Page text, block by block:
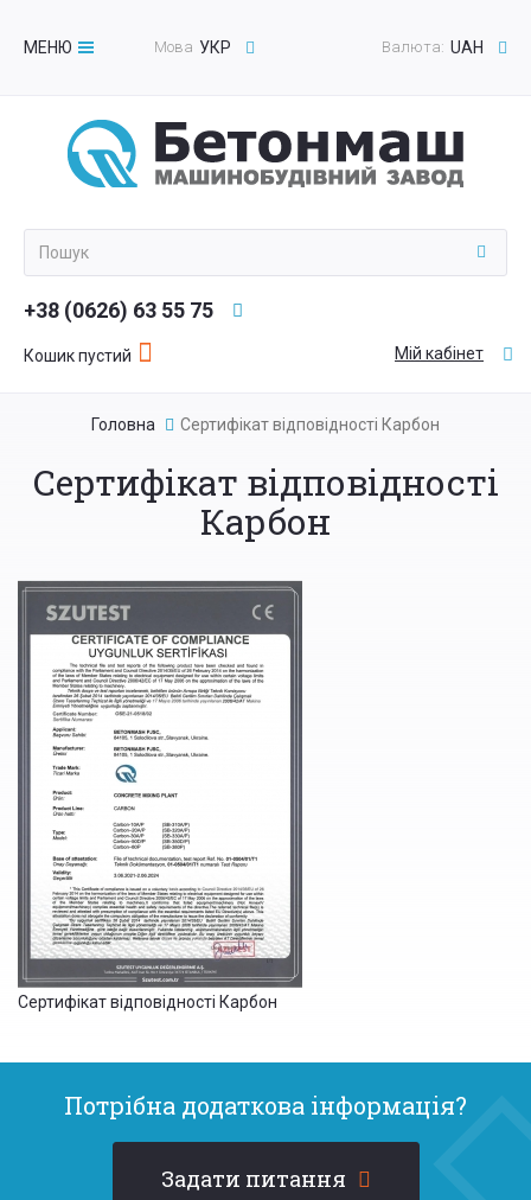
МЕНЮ
Toggle
Валюта: UAH
Мова УКР
+38 (0626) 63 55 75
Кошик пустий Мій кабінет
Головна Сертифікат відповідності Карбон
Сертифікат відповідності
Карбон
Сертифікат відповідності Карбон
Потрібна додаткова інформація?
Задати питання